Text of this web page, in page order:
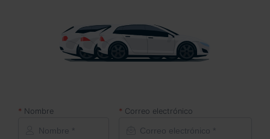
Nombre Correo electrónico